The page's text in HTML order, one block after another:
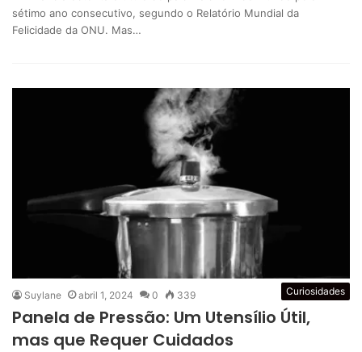
sétimo ano consecutivo, segundo o Relatório Mundial da
Felicidade da ONU. Mas…
Curiosidades
Suylane abril 1, 2024 0 339
Panela de Pressão: Um Utensílio Útil,
mas que Requer Cuidados